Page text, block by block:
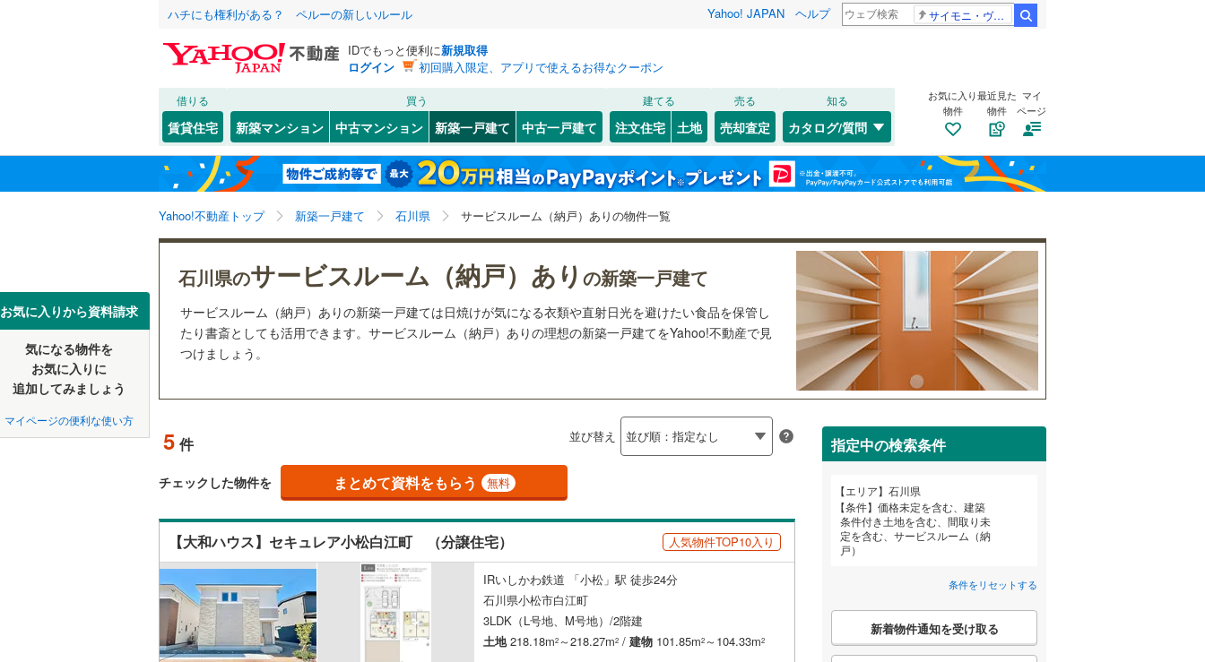
ハチにも権利がある？ ペルーの新しいルール Yahoo! JAPAN ヘルプ サイモニ・ヴニランギ 死去
IDでもっと便利に新規取得
ログイン
初回購入限定、アプリで使えるお得なクーポン
借りる
賃貸住宅
買う
新築マンション 中古マンション 新築一戸建て 中古一戸建て
建てる
注文住宅 土地
売る
売却査定
知る
カタログ/質問
お気に入り
物件
最近見た
物件
マイ
ページ
Yahoo!不動産トップ 新築一戸建て 石川県 サービスルーム（納戸）ありの物件一覧
お気に入りから資料請求
気になる物件を
お気に入りに
追加してみましょう
マイページの便利な使い方
石川県のサービスルーム（納戸）あり の新築一戸建て
サービスルーム（納戸）ありの新築一戸建ては日焼けが気になる衣類や直射日光を避けたい食品を保管し
たり書斎としても活用できます。サービスルーム（納戸）ありの理想の新築一戸建てをYahoo!不動産で見
つけましょう。
5 件 並び替え
チェックした物件を まとめて資料をもらう 無料
【大和ハウス】セキュレア小松白江町 （分譲住宅） 人気物件TOP10入り
IRいしかわ鉄道 「小松」駅 徒歩24分
石川県小松市白江町
3LDK（L号地、M号地）/2階建
土地218.18m2～218.27m2 / 建物 101.85m2～104.33m2
指定中の検索条件
エリア
石川県
条件
価格未定を含む、建築
条件付き土地を含む、間取り未
定を含む、サービスルーム（納
戸）
条件をリセットする
こ
検
新着物件通知を受け取る
北海道 北海道
東北 青森 岩手 宮城 秋田 山形 福島
関東 東京 神奈川 埼玉 千葉
信越・北陸 長野 富山
東海 愛知 岐阜 静岡 三重
近畿 和歌山
中国 鳥取 島根 岡山 広島 山口
高知
福岡 佐賀 長崎 鹿児島 沖縄
該当物件 0件 この条件で検索する 条件をリセットする
金沢市(3) 七尾市(0) 小松市(1)
輪島市(0) 珠洲市(0) 加賀市(0)
羽咋市
0) かほく市 ( )
能美郡川北町 (0
河北郡津幡町 ( 河北郡内灘町 ( 0) 羽咋郡志賀町 (0
羽咋郡宝達志水町
0) 鹿島郡中能登町(0) 鳳珠郡穴水町(0)
該当物件 0件 この条件で検索する 条件をリセットする
該当物件 0件 条件をリセットする
JR 七尾線(0) 北陸新幹線(2)
私鉄・その他 ハピラインふくい(0) (3)
あいの風とやま鉄道(0) 北陸鉄道浅野川線(2) 北陸鉄道石川線(1)
該当物件 0件 この条件で検索する 条件をリセットする
該当物件 0件 条件をリセットする
こだわり条件 設備
床暖房（1） オール電化（4） トイレ２か所（5）
駐車場2台以上（5） ビルトインガレージ（0） 太陽光発電システム（0）
ＴＶモニタ付インターホン
（3）
防犯カメラ （
配置、向き、建ち方、日当たり
前道6m以上 （ 4） 角地（0） 南道路（
）
LD
（0）
耐震、免震、制震構造
（4）
設計住宅性能評価付き
（4）
住宅性能評価付き（ 4）
長期優良住宅
大規模（総区画数50戸以上）
（0 ）
該当物件 0件 条件をリセットする
検索条件を保存しました
この検索条件の新着物件通知は、 マイページから設定できます。
保存した条件を見る
石川県、価格未定を含む、建築条件付き土地を含む、間
取り未定を含む、サービスルーム（納戸）
検索条件を保存する
閉じる お気に入りリストを見る
閉じる
閉じる お気に入りリストを見る
閉じる